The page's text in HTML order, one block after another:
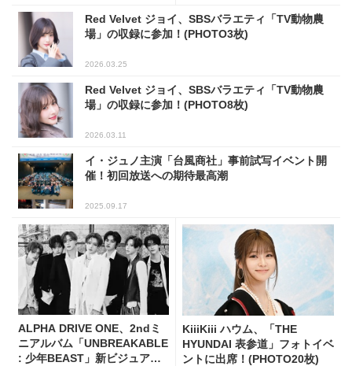
Red Velvet ジョイ、SBSバラエティ「TV動物農
場」の収録に参加！(PHOTO3枚)
2026.03.25
Red Velvet ジョイ、SBSバラエティ「TV動物農
場」の収録に参加！(PHOTO8枚)
2026.03.11
イ・ジュノ主演「台風商社」事前試写イベント開
催！初回放送への期待最高潮
2025.09.17
ALPHA DRIVE ONE、2ndミ
ニアルバム「UNBREAKABLE
: 少年BEAST」新ビジュアル
KiiiKiii ハウム、「THE
HYUNDAI 表参道」フォトイベ
ントに出席！(PHOTO20枚)